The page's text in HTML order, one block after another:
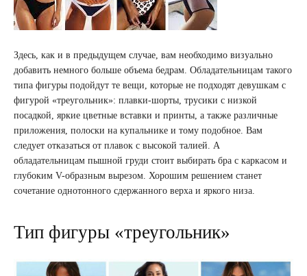
Здесь, как и в предыдущем случае, вам необходимо визуально
добавить немного больше объема бедрам. Обладательницам такого
типа фигуры подойдут те вещи, которые не подходят девушкам с
фигурой «треугольник»: плавки-шорты, трусики с низкой
посадкой, яркие цветные вставки и принты, а также различные
приложения, полоски на купальнике и тому подобное. Вам
следует отказаться от плавок с высокой талией. А
обладательницам пышной груди стоит выбирать бра с каркасом и
глубоким V-образным вырезом. Хорошим решением станет
сочетание однотонного сдержанного верха и яркого низа.
Тип фигуры «треугольник»